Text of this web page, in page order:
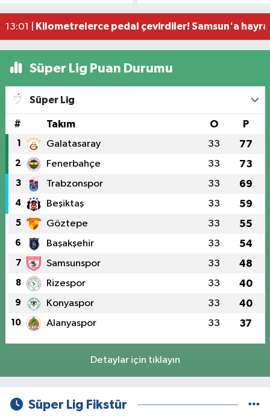
13:01 |
Kilometrelerce pedal çevirdiler! Samsun'a
Süper Lig Puan Durumu
Süper Lig
# Takım O P
1 Galatasaray 33 77
2 Fenerbahçe 33 73
3 Trabzonspor 33 69
4 Beşiktaş 33 59
5 Göztepe 33 55
6 Başakşehir 33 54
7 Samsunspor 33 48
8 Rizespor 33 40
9 Konyaspor 33 40
10 Alanyaspor 33 37
Detaylar için tıklayın
Süper Lig Fikstür